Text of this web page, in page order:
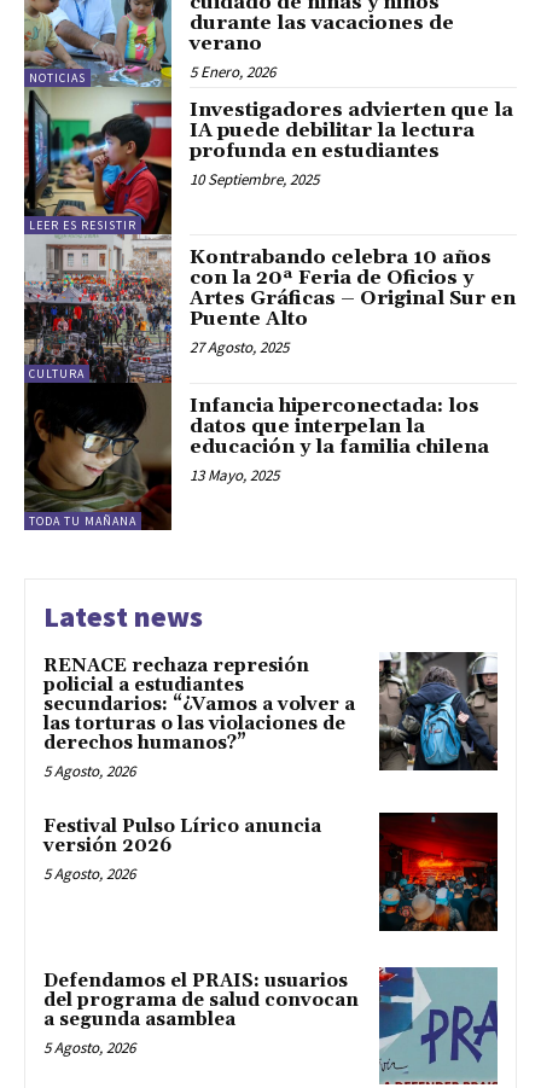
NOTICIAS
durante las vacaciones de
verano
5 Enero, 2026
LEER ES RESISTIR
Investigadores advierten que la
IA puede debilitar la lectura
profunda en estudiantes
10 Septiembre, 2025
CULTURA
Kontrabando celebra 10 años
con la 20ª Feria de Oficios y
Artes Gráficas – Original Sur en
Puente Alto
27 Agosto, 2025
TODA TU MAÑANA
Infancia hiperconectada: los
datos que interpelan la
educación y la familia chilena
13 Mayo, 2025
Latest news
RENACE rechaza represión
policial a estudiantes
secundarios: “¿Vamos a volver a
las torturas o las violaciones de
derechos humanos?”
5 Agosto, 2026
Festival Pulso Lírico anuncia
versión 2026
5 Agosto, 2026
Defendamos el PRAIS: usuarios
del programa de salud convocan
a segunda asamblea
5 Agosto, 2026